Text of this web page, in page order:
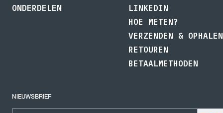
ONDERDELEN
LINKEDIN
HOE METEN?
VERZENDEN & OPHALEN
RETOUREN
BETAALMETHODEN
NIEUWSBRIEF